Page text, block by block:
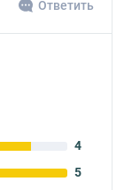
Ответить
4
5